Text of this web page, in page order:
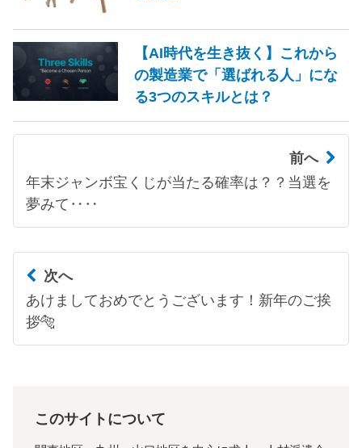
【AI時代を生き抜く】これから
の製造業で「選ばれる人」にな
る3つのスキルとは？
前へ
年末ジャンボ宝くじが当たる確率は？？当選を
夢みて‥‥
次へ
あけましておめでとうございます！新年のご挨
拶🐅
このサイトについて